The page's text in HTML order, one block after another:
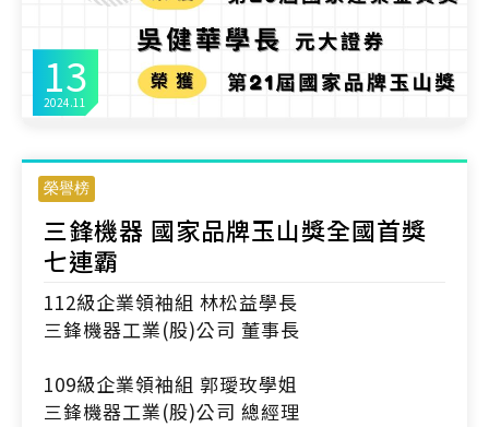
13
2024.11
榮譽榜
三鋒機器 國家品牌玉山獎全國首獎
七連霸
112級企業領袖組 林松益學長
三鋒機器工業(股)公司 董事長
109級企業領袖組 郭璦玫學姐
三鋒機器工業(股)公司 總經理